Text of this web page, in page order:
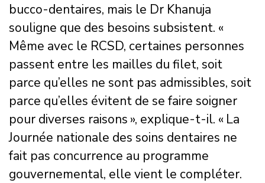
bucco-dentaires, mais le Dr Khanuja
souligne que des besoins subsistent. «
Même avec le RCSD, certaines personnes
passent entre les mailles du filet, soit
parce qu’elles ne sont pas admissibles, soit
parce qu’elles évitent de se faire soigner
pour diverses raisons », explique-t-il. « La
Journée nationale des soins dentaires ne
fait pas concurrence au programme
gouvernemental, elle vient le compléter.